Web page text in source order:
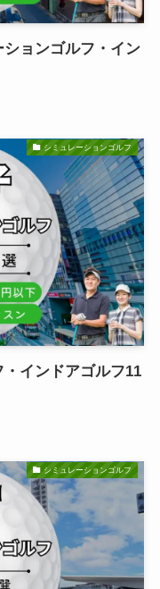
ションゴルフ・イン
シミュレーションゴルフ
インドアゴルフ11
シミュレーションゴルフ